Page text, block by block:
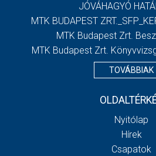
JÓVÁHAGYÓ
MTK BUDAPEST
MTK Budapest Zrt.
MTK Budapest Zrt.
TOVÁBBIAK
Nyitólap
Hírek
Csapatok